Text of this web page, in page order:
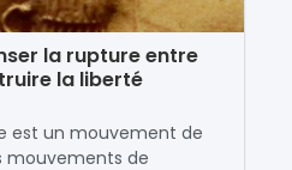
la rupture entre
la liberté
est un mouvement de
mouvements de